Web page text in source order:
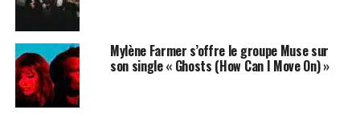
Mylène Farmer s’offre le groupe Muse sur
son single « Ghosts (How Can I Move On) »